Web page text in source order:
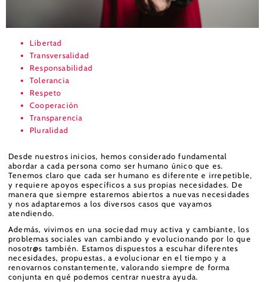
Libertad
Transversalidad
Responsabilidad
Tolerancia
Respeto
Cooperación
Transparencia
Pluralidad
Desde nuestros inicios, hemos considerado fundamental
abordar a cada persona como ser humano único que es.
Tenemos claro que cada ser humano es diferente e irrepetible,
y requiere apoyos específicos a sus propias necesidades. De
manera que siempre estaremos abiertos a nuevas necesidades
y nos adaptaremos a los diversos casos que vayamos
atendiendo.
Además, vivimos en una sociedad muy activa y cambiante, los
problemas sociales van cambiando y evolucionando por lo que
nosotr@s también. Estamos dispuestos a escuhar diferentes
necesidades, propuestas, a evolucionar en el tiempo y a
renovarnos constantemente, valorando siempre de forma
conjunta en qué podemos centrar nuestra ayuda.